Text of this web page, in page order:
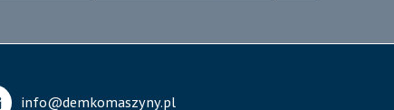
info@demkomaszyny.pl